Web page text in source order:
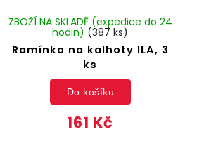
Ramínko na kalhoty ILA, 3
ks
ZBOŽÍ NA SKLADĚ (expedice do 24
hodin) (387 ks)
161 Kč
Do košíku